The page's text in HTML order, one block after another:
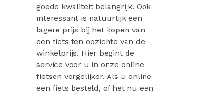
goede kwaliteit belangrijk. Ook
interessant is natuurlijk een
lagere prijs bij het kopen van
een fiets ten opzichte van de
winkelprijs. Hier begint de
service voor u in onze online
fietsen vergelijker. Als u online
een fiets besteld, of het nu een